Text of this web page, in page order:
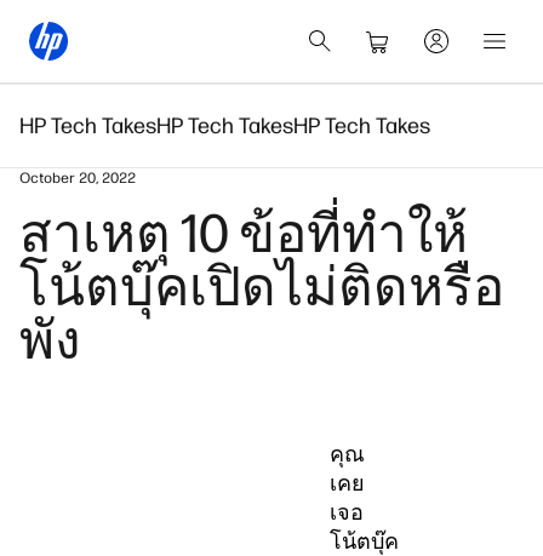
HP Tech TakesHP Tech TakesHP Tech Takes
October 20, 2022
สาเหตุ 10 ข้อที่ทำให้
โน้ตบุ๊คเปิดไม่ติดหรือ
พัง
คุณ
เคย
เจอ
โน้ตบุ๊ค